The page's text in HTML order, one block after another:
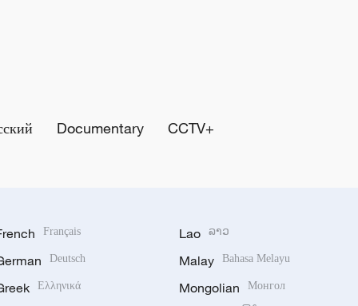
Documentary CCTV+
Français
Deutsch
Ελληνικά
Lao ລາວ
Malay Bahasa Melayu
Mongolian Монгол